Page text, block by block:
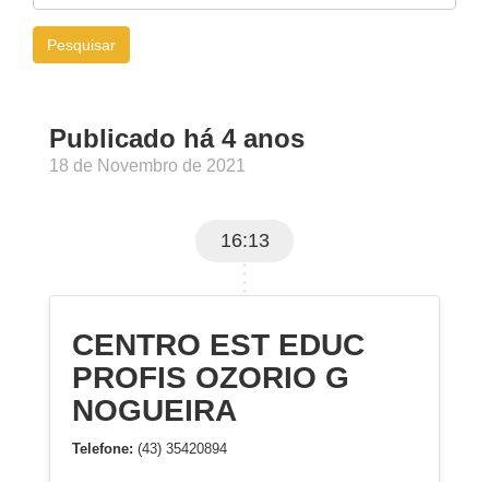
Pesquisar
Publicado há 4 anos
18 de Novembro de 2021
16:13
CENTRO EST EDUC
PROFIS OZORIO G
NOGUEIRA
Telefone: (43) 35420894